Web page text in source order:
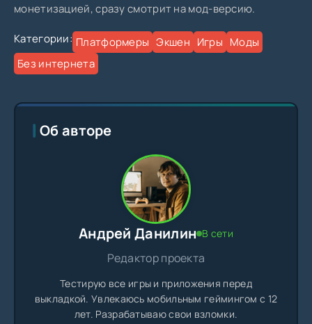
монетизацией, сразу смотрит на мод-версию.
Категории: Платформеры Экшен Игры Моды
Без интернета
Об авторе
Андрей Данилин В сети
Редактор проекта
Тестирую все игры и приложения перед
выкладкой. Увлекаюсь мобильным геймингом с 12
лет. Разрабатываю свои взломки.